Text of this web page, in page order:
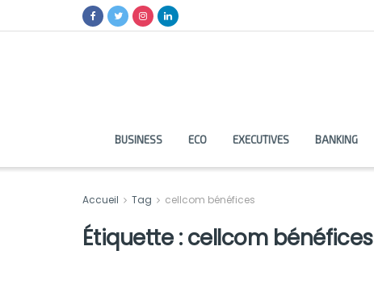
BUSINESS ECO EXECUTIVES BANKING
Accueil Tag cellcom bénéfices
Étiquette :cellcom bénéfices